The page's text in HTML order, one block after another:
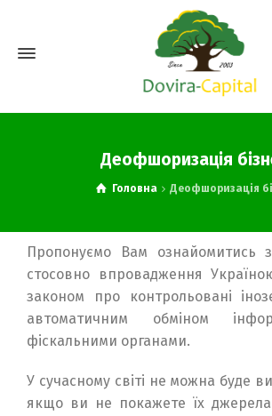
Деофшоризація
Головна Деофшоризація
Пропонуємо Вам ознайомитись
стосовно впровадження
законом про контрольовані
автоматичним обміном
фіскальними органами.
У сучасному світі не можна буде
якщо ви не покажете їх